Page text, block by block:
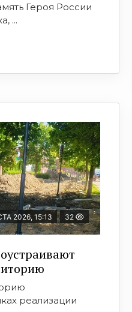
Героя России
...
2026, 15:13 32
реализации